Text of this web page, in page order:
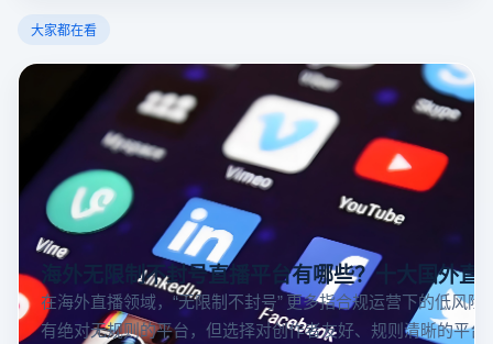
大家都在看
海外无限制不封号直播平台有哪些？十大国外直
在海外直播领域，“无限制不封号” 更多指合规运营下的低风
有绝对无规则的平台，但选择对创作者友好、规则清晰的平台